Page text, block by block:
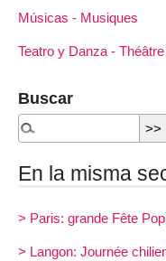
Músicas - Musiques
Teatro y Danza -
Buscar
En la misma
> Paris: grande Fête
> Langon: Journée